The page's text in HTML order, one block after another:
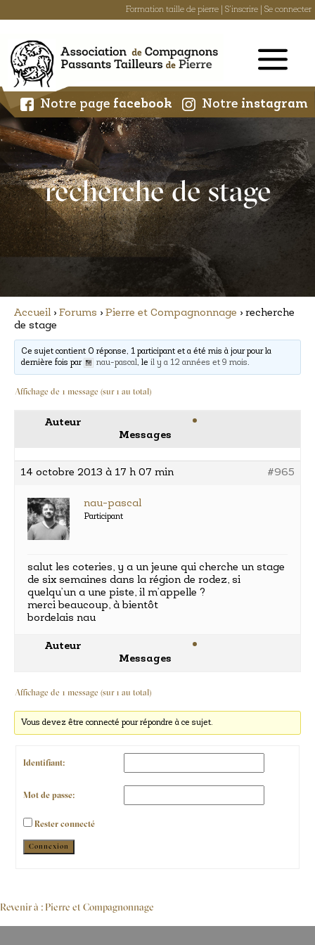
Formation taille de pierre S'inscrire Se connecter
content
Notre page facebook Notre instagram
recherche de stage
Accueil › Forums › Pierre et Compagnonnage › recherche
de stage
Ce sujet contient 0 réponse, 1 participant et a été mis à jour pour la
dernière fois par
nau-pascal, leil y a 12 années et 9 mois.
Affichage de 1 message (sur 1 au total)
Auteur
Messages
14 octobre 2013 à 17 h 07 min #965
nau-pascal
Participant
salut les coteries, y a un jeune qui cherche un stage
de six semaines dans la région de rodez, si
quelqu’un a une piste, il m’appelle ?
merci beaucoup, à bientôt
bordelais nau
Auteur
Messages
Affichage de 1 message (sur 1 au total)
Vous devez être connecté pour répondre à ce sujet.
Identifiant:
Mot de passe:
Rester connecté
Alternative:
Connexion
Revenir à : Pierre et Compagnonnage